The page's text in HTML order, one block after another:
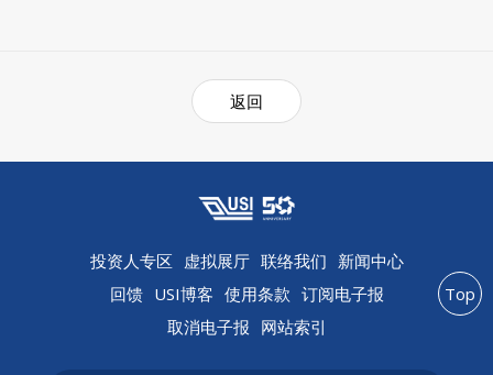
返回
投资人专区 虚拟展厅 联络我们 新闻中心
回馈 USI博客 使用条款 订阅电子报
取消电子报 网站索引
Top